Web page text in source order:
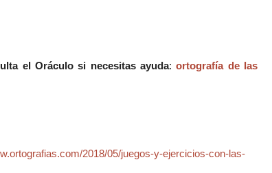
el Oráculo si necesitas ayuda:ortografía de las
2018/05/juegos-y-ejercicios-con-las-